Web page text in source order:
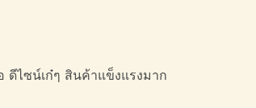
ดีไซน์เก๋ๆ สินค้าแข็งแรงมาก